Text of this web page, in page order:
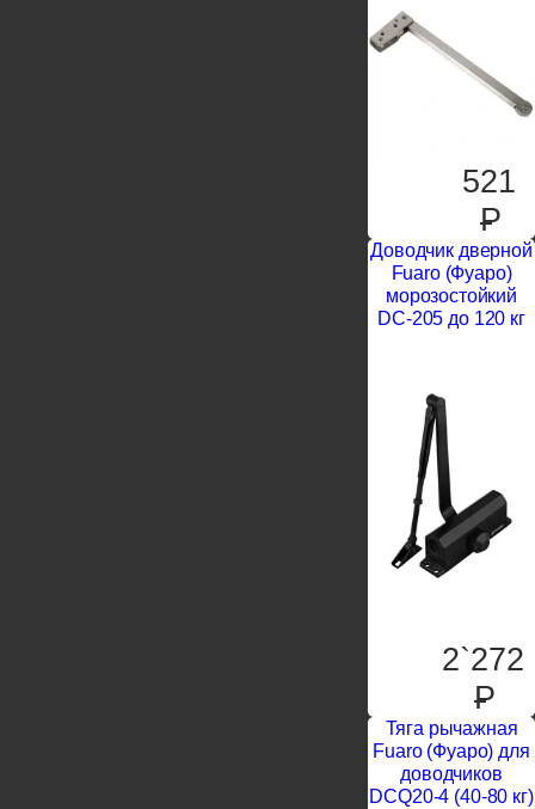
521
P
Доводчик дверной
Fuaro (Фуаро)
морозостойкий
DC-205 до 120 кг
2`272
P
Тяга рычажная
Fuaro (Фуаро) для
доводчиков
DCQ20-4 (40-80 кг)